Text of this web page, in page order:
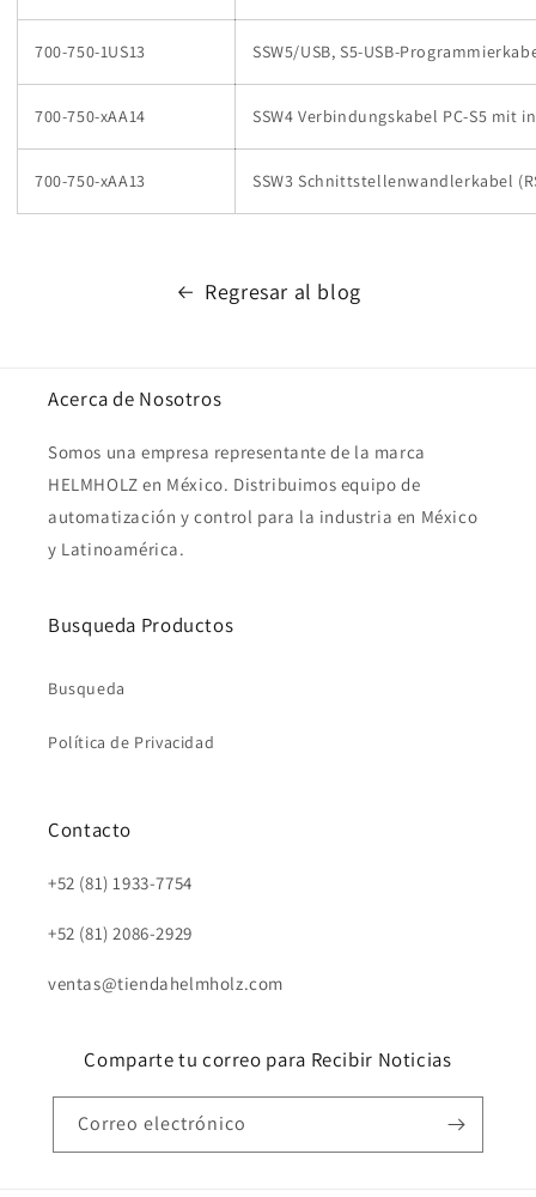
700-750-1US13 SSW5/USB, S5-USB-
700-750-xAA14 SSW4 Verbindungskabel PC-S5 mit
700-750-xAA13 SSW3 Schnittstellenwandlerkabel
Regresar al blog
Acerca de Nosotros
Somos una empresa representante de la marca
HELMHOLZ en México. Distribuimos equipo de
automatización y control para la industria en México
y Latinoamérica.
Busqueda Productos
Busqueda
Política de Privacidad
Contacto
+52 (81) 1933-7754
+52 (81) 2086-2929
ventas@tiendahelmholz.com
Comparte tu correo para Recibir Noticias
Correo electrónico